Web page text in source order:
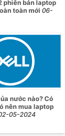
phù hợp cho
lượng sử dụng
Dell
phiên bản laptop
toàn mới 06-
nước nào? Có
nên mua laptop
05-2024